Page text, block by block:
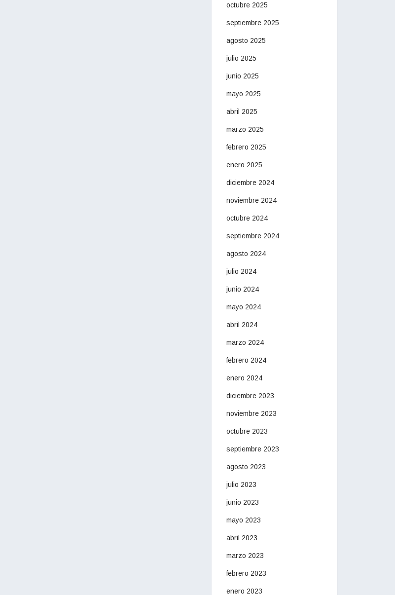
octubre 2025
septiembre 2025
agosto 2025
julio 2025
junio 2025
mayo 2025
abril 2025
marzo 2025
febrero 2025
enero 2025
diciembre 2024
noviembre 2024
octubre 2024
septiembre 2024
agosto 2024
julio 2024
junio 2024
mayo 2024
abril 2024
marzo 2024
febrero 2024
enero 2024
diciembre 2023
noviembre 2023
octubre 2023
septiembre 2023
agosto 2023
julio 2023
junio 2023
mayo 2023
abril 2023
marzo 2023
febrero 2023
enero 2023